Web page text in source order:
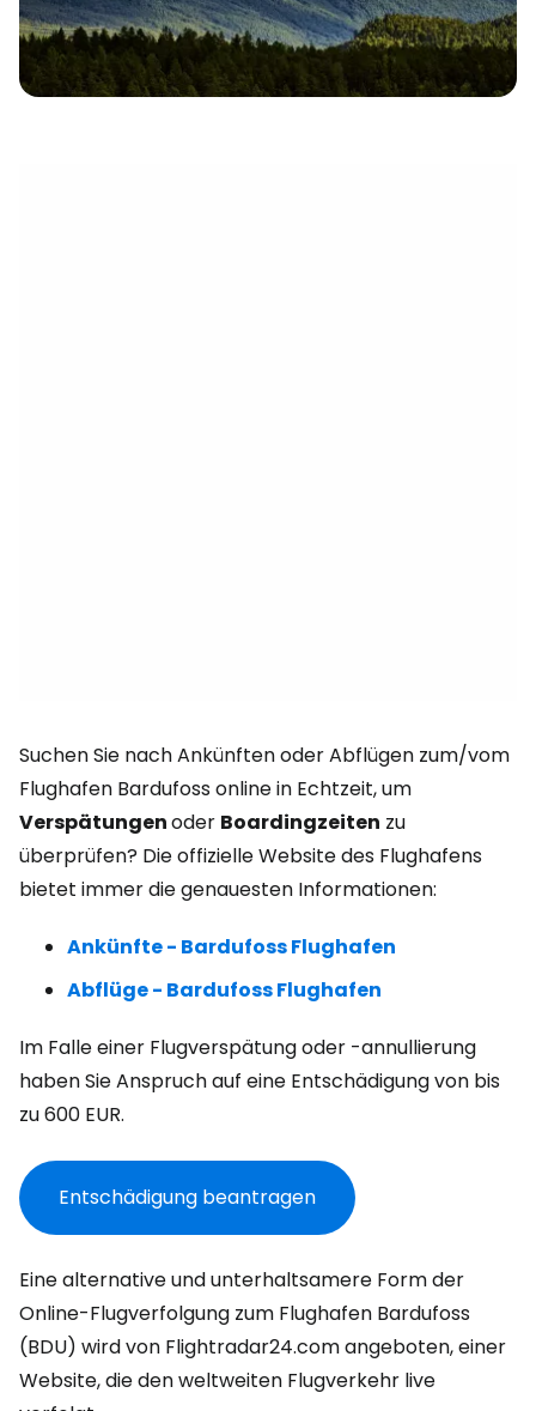
Suchen Sie nach Ankünften oder Abflügen zum/vom
Flughafen Bardufoss online in Echtzeit, um
Verspätungenoder Boardingzeiten zu
überprüfen? Die offizielle Website des Flughafens
bietet immer die genauesten Informationen:
Ankünfte - Bardufoss Flughafen
Abflüge - Bardufoss Flughafen
Im Falle einer Flugverspätung oder -annullierung
haben Sie Anspruch auf eine Entschädigung von bis
zu600 EUR.
Entschädigung beantragen
Eine alternative und unterhaltsamere Form der
Online-Flugverfolgung zum Flughafen Bardufoss
(BDU) wird von Flightradar24.com angeboten, einer
Website, die den weltweiten Flugverkehr live